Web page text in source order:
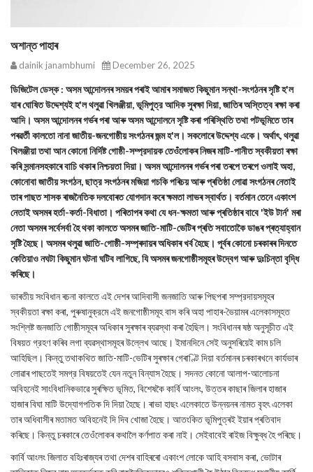
অশান্ত পাহাৰ
dainik janambhumi December 26, 2025
ডিজিটেল ডেস্ক : অসম আন্দোলনৰ সময়ৰ পৰাই আমাৰ সমাজত কিছুমান সন্থা-সংগঠনৰ সৃষ্টি হ'ল
যাৰ ঘোষিত উদ্দেশ্যই হ'ল থলুৱা খিলঞ্জীয়া, ভূমিপুত্র আদিক সুৰক্ষা দিয়া, জাতিৰ অস্তিত্ব ৰক্ষা কৰা
আদি। অসম আন্দোলনৰ গৰ্ভৰ পৰা আৰু অসম আন্দোলনে সৃষ্টি কৰা পৰিস্থিতি তথা পটভূমিতে তাৰ
পৰৱৰ্তী কালতো নানা জাতীয়-জনগোষ্ঠীয় সংগঠনৰ জন্ম হ'ল। সকলোৰে উদ্দেশ্য একে। অর্থাৎ, থলুৱা
খিলঞ্জীয়া তথা আন কোনো নির্দিষ্ট গোষ্ঠী-সম্প্রদায়ক তেওঁলোকৰ নিজৰ মাটি-পানীত স্বকীয়তা ৰক্ষা
কৰি সন্মানসহকাৰে বাচি থকাৰ নিশ্চয়তা দিয়া। অসম আন্দোলনৰ গৰ্ভৰ পৰা তৰপে তৰপে ওলাই অহা,
কোনোবা জাতীয় সংগঠন, ছাত্র সংগঠনৰ মজিয়া গচকি পৰিচয় আৰু প্ৰতিষ্ঠা লোৱা সংগঠনৰ নেতাই
তাৰ পাছত শাসক ৰাজনৈতিক দলবোৰত যোগদান কৰে ক্ষমতা লাভৰ স্বাৰ্থত। বর্তমান তেনে একাংশ
নেতাই অসমৰ হৰ্তা-কর্তা-বিধাতা। পৰিতাপৰ কথা যে ধন-ক্ষমতা আৰু প্ৰতিষ্ঠাৰ বাবে 'ইউ টার্ন' মৰা
নেতা অসমৰ সৰ্বেসর্বা হৈ থকা কালতে অসমৰ জাতি-মাটি-ভেটিৰ প্ৰতি সবাতোকৈ ডাঙৰ প্ৰত্যাহ্বান
সৃষ্টি হৈছে। অসমৰ থলুৱা জাতি-গোষ্ঠী-সম্প্ৰদায়ৰ অধিকাৰ খৰ্ব হৈছে। পূৰ্বৰ কোনো চৰকাৰৰ দিনতে
কেতিয়াও নঘটা কিছুমান ঘটনা ঘটিব লাগিছে, যি অসমৰ জনগোষ্ঠীসমূহৰ উদ্বেগ আৰু দুঃচিন্তা বৃদ্ধি
কৰিছে।
ভাৰতীয় সংবিধান ৰচনা কালতে এই দেশৰ আদিবাসী জনজাতি আৰু পিছপৰা সম্প্রদায়সমূহৰ
স্বকীয়তা ৰক্ষা কৰা, পুৰুষানুক্রমে এই জনগোষ্ঠীসমূহ বাস কৰি অহা পাহাৰ-ভৈয়ামৰ এলেকাসমূহত
সংশ্লিষ্ট জনজাতি গোষ্ঠীসমূহৰ অধিকাৰ সুৰক্ষাৰ ব্যৱস্থা কৰা হৈছিল। সংবিধানৰ ষষ্ঠ অনুসূচীত এই
বিষয়ত গ্রহণ কৰিব লগা ব্যৱস্থাসমূহৰ উল্লেখ আছে। ইমানদিনে সেই অনুসৰিয়েই কাম চলি
আহিছিল। কিন্তু তথাকথিত জাতি-মাটি-ভেটিৰ সুৰক্ষাৰ গেৰাণ্টি দিয়া বৰ্তমানৰ চৰকাৰখনে কাৰ্যভাৰ
লোৱাৰ পাছতেই সমগ্র বিষয়তেই যেন নতুন বিন্যাস হৈছে। সদনত কোনো আলাপ-আলোচনা
অবিহনেই সাংবিধানিকভাৱে সুৰক্ষিত ভূমিত, বিশেষকৈ কার্বি আংলং, উত্তৰ কাছাৰ জিলাৰ হাজাৰ
হাজাৰ বিঘা মাটি উদ্যোগপতিক দি দিয়া হৈছে। ৰাভা হাছং এলেকাতে উন্নয়নৰ নামত বৃহৎ এলেকা
তাৰ অধিবাসীৰ মতামত অবিহনেই দি দিব খোজা হৈছে। আতংকিত ভূমিপুত্ৰই ইয়াৰ প্ৰতিবাদ
কৰিছে। কিন্তু চৰকাৰে তেওঁলোকৰ কথালৈ কৰ্ণপাত কৰা নাই। সেইবাবেই ৰাইজ বিক্ষুব্ধ হৈ পৰিছে।
কার্বি আংলং জিলাত বহিঃৰাজ্যৰ তথা দেশৰ বাহিৰৰো একাংশ লোকে আহি বসবাস কৰা, ভোটাৰ